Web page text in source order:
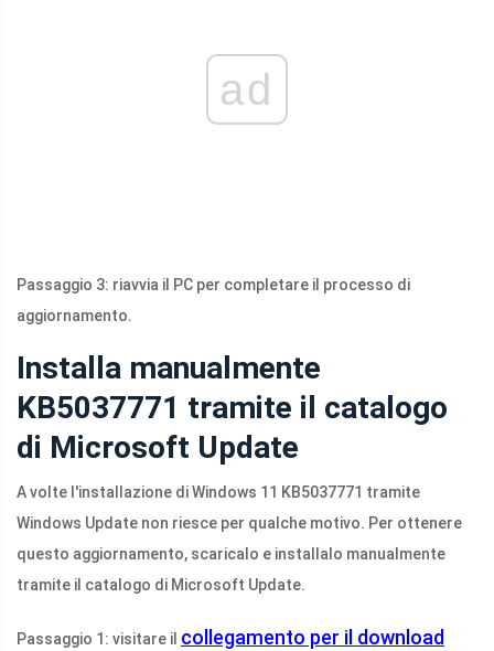
ad
Passaggio 3: riavvia il PC per completare il processo di
aggiornamento.
Installa manualmente
KB5037771 tramite il catalogo
di Microsoft Update
A volte l'installazione di Windows 11 KB5037771 tramite
Windows Update non riesce per qualche motivo. Per ottenere
questo aggiornamento, scaricalo e installalo manualmente
tramite il catalogo di Microsoft Update.
Passaggio 1: visitare il collegamento per il download